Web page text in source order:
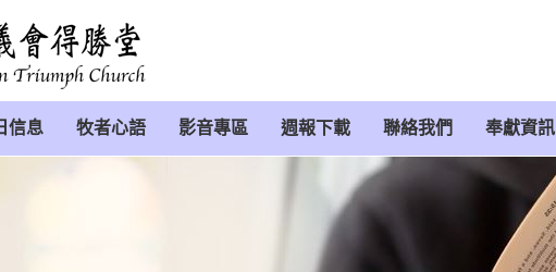
信息 牧者心語 影音專區 週報下載 聯絡我們 奉獻資訊